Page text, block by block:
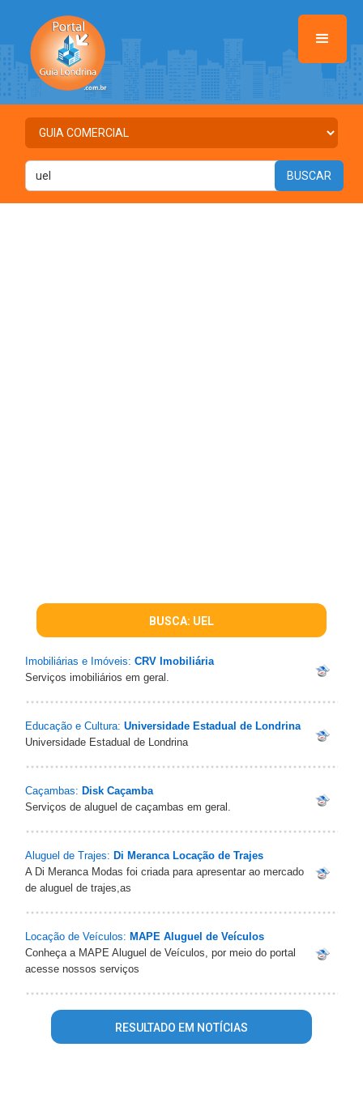
BUSCA: UEL
Imobiliárias e Imóveis: CRV Imobiliária
Serviços imobiliários em geral.
Educação e Cultura: Universidade Estadual de Londrina
Universidade Estadual de Londrina
Caçambas: Disk Caçamba
Serviços de aluguel de caçambas em geral.
Aluguel de Trajes: Di Meranca Locação de Trajes
A Di Meranca Modas foi criada para apresentar ao mercado
de aluguel de trajes,as
Locação de Veículos: MAPE Aluguel de Veículos
Conheça a MAPE Aluguel de Veículos, por meio do portal
acesse nossos serviços
RESULTADO EM NOTÍCIAS